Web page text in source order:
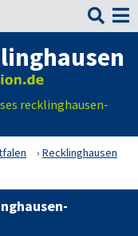

recklinghausen-
Recklinghausen